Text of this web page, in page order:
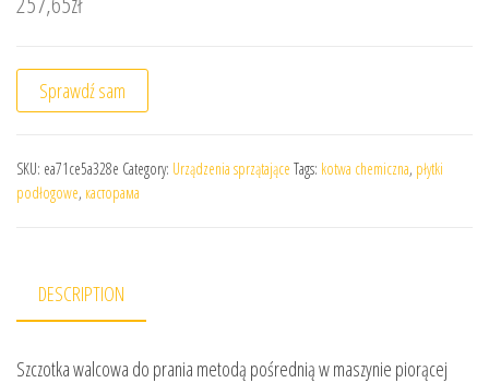
Sprawdź sam
SKU: ea71ce5a328e Category: Urządzenia sprzątające Tags: kotwa chemiczna, płytki
podłogowe, касторама
DESCRIPTION
Szczotka walcowa do prania metodą pośrednią w maszynie piorącej